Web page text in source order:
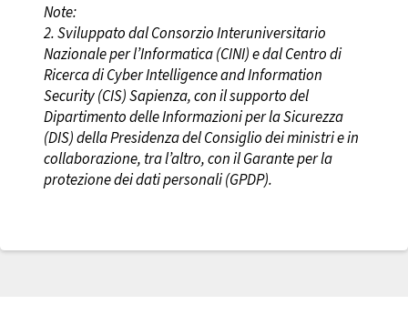
Note:
2. Sviluppato dal Consorzio Interuniversitario
Nazionale per l’Informatica (CINI) e dal Centro di
Ricerca di Cyber Intelligence and Information
Security (CIS) Sapienza, con il supporto del
Dipartimento delle Informazioni per la Sicurezza
(DIS) della Presidenza del Consiglio dei ministri e in
collaborazione, tra l’altro,con il Garante per la
protezione dei dati personali (GPDP).